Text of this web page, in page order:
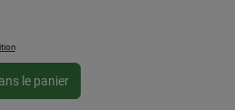
: Entrez la quantité
le panier